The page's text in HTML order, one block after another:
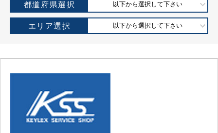
都道府県選択 以下から選択して下さい
エリア選択 以下から選択して下さい